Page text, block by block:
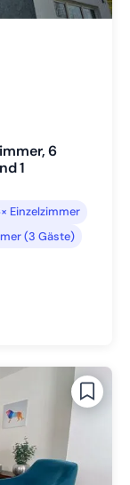
6
1
Einzelzimmer
(3 Gäste)